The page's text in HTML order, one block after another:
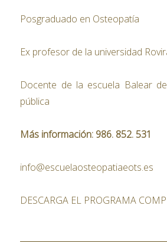
Posgraduado en Osteopatía
Ex profesor de la universidad
Docente de la escuela Balear
pública
Más información: 986. 852. 531
info@escuelaosteopatiaeots.es
DESCARGA EL PROGRAMA